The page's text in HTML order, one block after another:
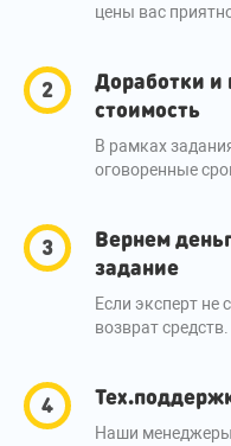
цены вас
Доработки и
стоимость
В рамках
оговоренные
Вернем
задание
Если эксперт не
возврат средств.
Наши